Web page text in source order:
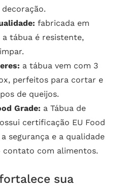
fabricada em
tábua é resistente,
a tábua vem com 3
perfeitos para cortar e
de queijos.
Grade: a Tábua de
certificação EU Food
segurança e a qualidade
com alimentos.
sua